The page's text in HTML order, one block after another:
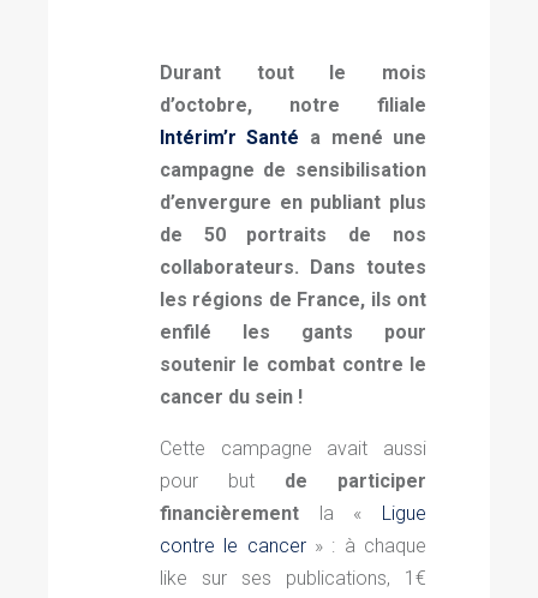
Durant tout le mois
d’octobre, notre filiale
Intérim’r Santé a mené une
campagne de sensibilisation
d’envergure en publiant plus
de 50 portraits de nos
collaborateurs. Dans toutes
les régions de France, ils ont
enfilé les gants pour
soutenir le combat contre le
cancer du sein !
Cette campagne avait aussi
pour but de participer
financièrementla « Ligue
contre le cancer» : à chaque
like sur ses publications, 1€